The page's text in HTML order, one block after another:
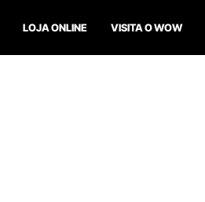
LOJA ONLINE VISITA O WOW